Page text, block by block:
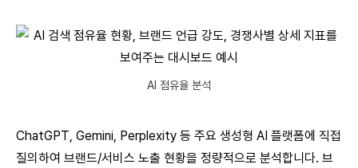
AI 점유율 분석
ChatGPT, Gemini, Perplexity 등 주요 생성형 AI 플랫폼에 직접
질의하여 브랜드/서비스 노출 현황을 정량적으로 분석합니다. 브